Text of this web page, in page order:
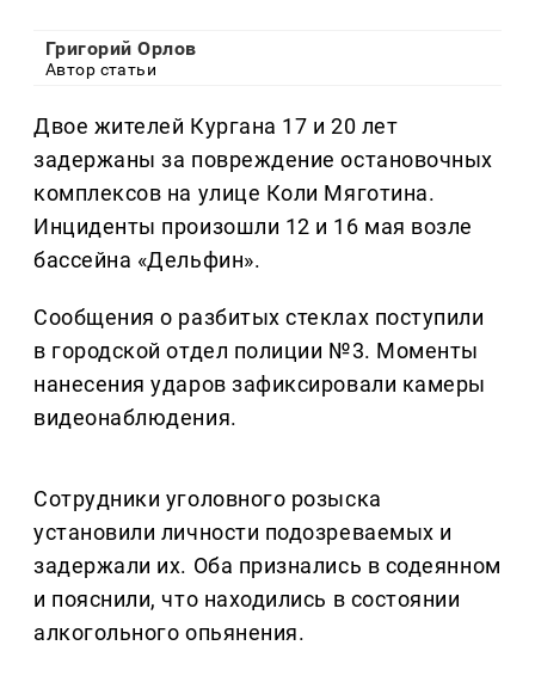
Григорий Орлов
Автор статьи
Двое жителей Кургана 17 и 20 лет
задержаны за повреждение остановочных
комплексов на улице Коли Мяготина.
Инциденты произошли 12 и 16 мая возле
бассейна «Дельфин».
Сообщения о разбитых стеклах поступили
в городской отдел полиции №3. Моменты
нанесения ударов зафиксировали камеры
видеонаблюдения.
Сотрудники уголовного розыска
установили личности подозреваемых и
задержали их. Оба признались в содеянном
и пояснили, что находились в состоянии
алкогольного опьянения.